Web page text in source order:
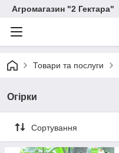
Агромагазин "2 Гектара"
Товари та послуги
Огірки
Сортування